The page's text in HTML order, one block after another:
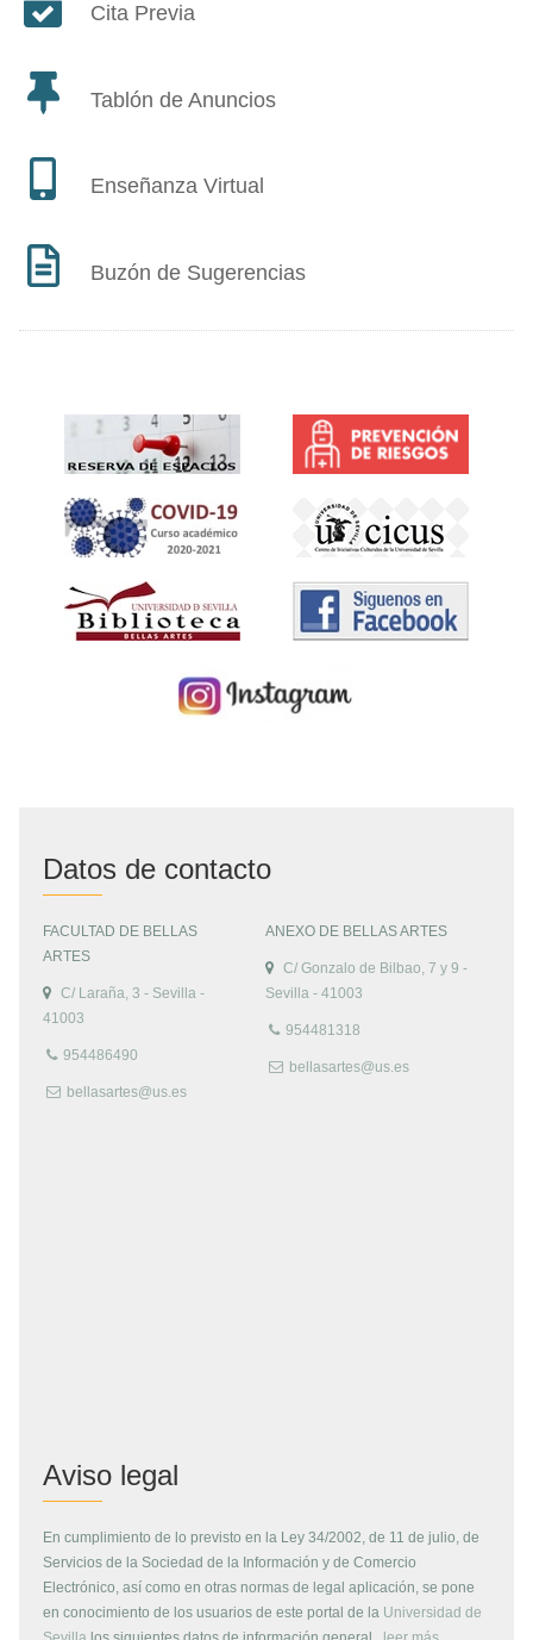
Cita Previa
Tablón de Anuncios
Enseñanza Virtual
Buzón de Sugerencias
Datos de contacto
FACULTAD DE BELLAS
ARTES
C/ Laraña, 3 - Sevilla -
41003
954486490
bellasartes@us.es
ANEXO DE BELLAS ARTES
C/ Gonzalo de Bilbao, 7 y 9 -
Sevilla - 41003
954481318
bellasartes@us.es
Aviso legal
En cumplimiento de lo previsto en la Ley 34/2002, de 11 de julio, de
Servicios de la Sociedad de la Información y de Comercio
Electrónico, así como en otras normas de legal aplicación, se pone
en conocimiento de los usuarios de este portal de la Universidad de